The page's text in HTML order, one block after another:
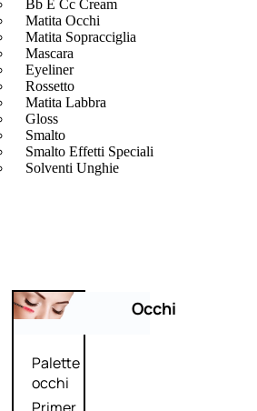
Bb E Cc Cream
Matita Occhi
Matita Sopracciglia
Mascara
Eyeliner
Rossetto
Matita Labbra
Gloss
Smalto
Smalto Effetti Speciali
Solventi Unghie
Occhi
Palette
occhi